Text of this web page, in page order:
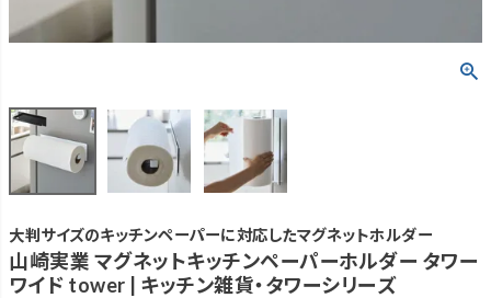
大判サイズのキッチンペーパーに対応したマグネットホルダー
山崎実業 マグネットキッチンペーパーホルダー タワー
ワイド tower | キッチン雑貨・タワーシリーズ